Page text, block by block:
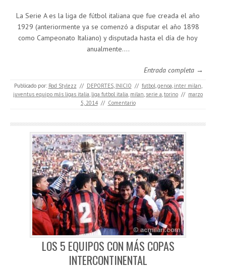
La Serie A es la liga de fútbol italiana que fue creada el año
1929 (anteriormente ya se comenzó a disputar el año 1898
como Campeonato Italiano) y disputada hasta el día de hoy
anualmente.…
Entrada completa →
Publicado por: Rod Stylezz // DEPORTES, INICIO // futbol,genoa, inter milan,
juventus equipo más ligas italia, liga futbol italia, milan, serie a,torino // marzo
5, 2014 // Comentario
LOS 5 EQUIPOS CON MÁS COPAS
INTERCONTINENTAL